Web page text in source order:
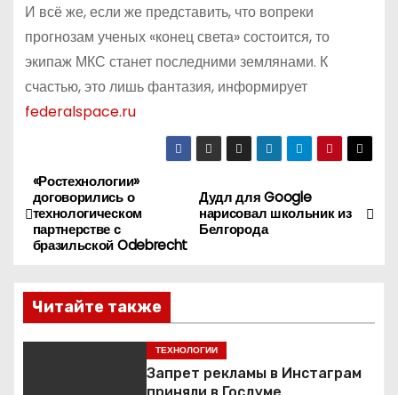
И всё же, если же представить, что вопреки
прогнозам ученых «конец света» состоится, то
экипаж МКС станет последними землянами. К
счастью, это лишь фантазия, информирует
federalspace.ru
Н
а
и
г
Дудл для Google
нарисовал школьник из
Белгорода
«Ростехнологии»
договорились о
технологическом
партнерстве с
бразильской Odebrecht
Читайте также
ТЕХНОЛОГИИ
Запрет рекламы в Инстаграм